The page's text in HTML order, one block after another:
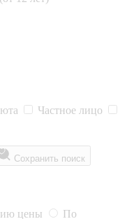
Частное лицо
Сохранить поиск
цены
По